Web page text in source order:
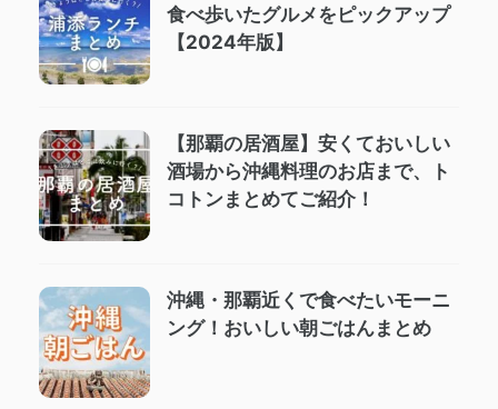
食べ歩いたグルメをピックアップ
【2024年版】
【那覇の居酒屋】安くておいしい
酒場から沖縄料理のお店まで、ト
コトンまとめてご紹介！
沖縄・那覇近くで食べたいモーニ
ング！おいしい朝ごはんまとめ